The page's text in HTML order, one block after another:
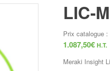
LIC-
Prix catalogue :
1.087,50€ H.T.
Meraki Insight